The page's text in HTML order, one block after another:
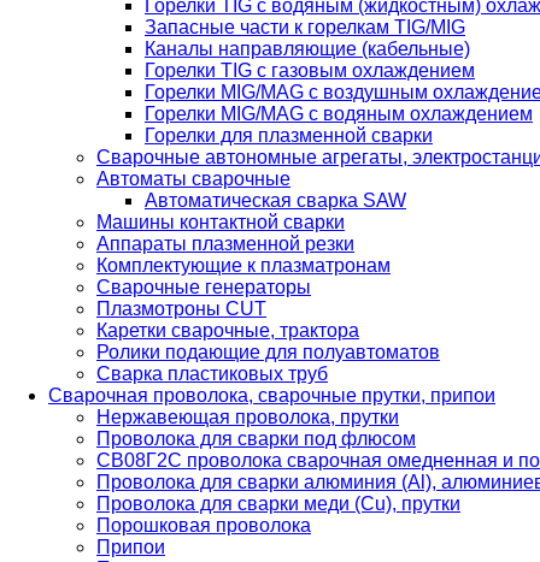
Горелки TIG с водяным (жидкостным)
Запасные части к горелкам TIG/MIG
Каналы направляющие (кабельные)
Горелки TIG с газовым охлаждением
Горелки MIG/MAG с воздушным
Горелки MIG/MAG с водяным охлаждением
Горелки для плазменной сварки
Сварочные автономные агрегаты,
Автоматы сварочные
Автоматическая сварка SAW
Машины контактной сварки
Аппараты плазменной резки
Комплектующие к плазматронам
Сварочные генераторы
Плазмотроны CUT
Каретки сварочные, трактора
Ролики подающие для полуавтоматов
Сварка пластиковых труб
Сварочная проволока, сварочные прутки, припои
Нержавеющая проволока, прутки
Проволока для сварки под флюсом
СВ08Г2С проволока сварочная омедненная и
Проволока для сварки алюминия (Al),
Проволока для сварки меди (Cu), прутки
Порошковая проволока
Припои